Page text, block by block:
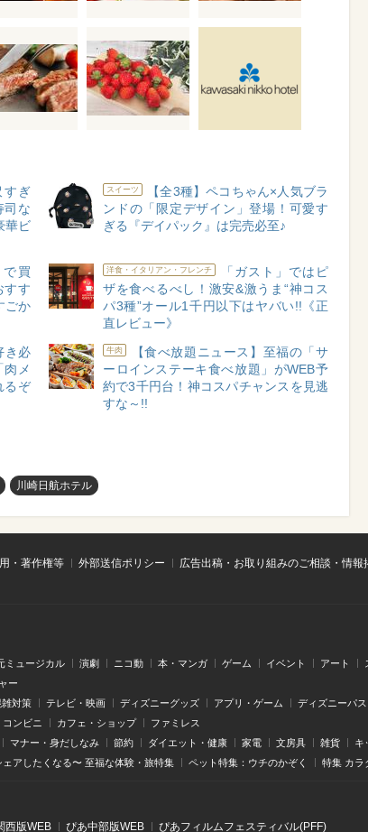
すぎ
司な
華ビ
スイーツ
【全3種】ペコちゃん×人気ブラ
ンドの「限定デザイン」登場！可愛す
ぎる『デイパック』は完売必至♪
で買
すす
ごか
洋食・イタリアン・フレンチ
「ガスト」ではピ
ザを食べるべし！激安&激うま“神コス
パ3種”オール1千円以下はヤバい!!《正
直レビュー》
き必
肉メ
るぞ
牛肉
【食べ放題ニュース】至福の「サ
ーロインステーキ食べ放題」がWEB予
約で3千円台！神コスパチャンスを見逃
すな～!!
川崎日航ホテル
・著作権等 外部送信ポリシー
広告出稿・お取り組みのご相談・情
ミュージカル 演劇 ニコ動 本・マンガ ゲーム イベント アート
ー
雑対策 テレビ・映画 ディズニーグッズ アプリ・ゲーム ディズニーパス
コンビニ カフェ・ショップ ファミレス
マナー・身だしなみ 節約 ダイエット・健康 家電 文房具 雑貨 キ
ェアしたくなる〜 至福な体験・旅特集 ペット特集：ウチのかぞく 特集 カラ
⻄版WEB ぴあ中部版WEB ぴあフィルムフェスティバル(PFF)